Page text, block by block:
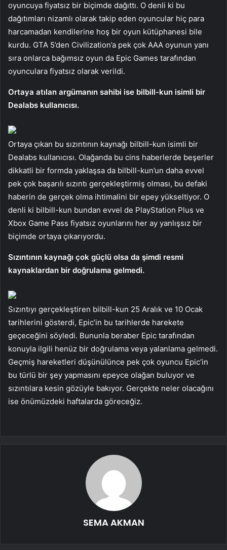
oyuncuya fiyatsız bir biçimde dağıttı. O denli ki bu
dağıtımları nizamlı olarak takip eden oyuncular hiç para
harcamadan kendilerine hoş bir oyun kütüphanesi bile
kurdu. GTA 5’den Civilization’a pek çok AAA oyunun yanı
sıra onlarca bağımsız oyun da Epic Games tarafından
oyunculara fiyatsız olarak verildi.
Ortaya atılan argümanın sahibi ise bilbill-kun isimli bir
Dealabs kullanıcısı.
Ortaya çıkan bu sızıntının kaynağı bilbill-kun isimli bir
Dealabs kullanıcısı. Olağanda bu cins haberlerde beşerler
dikkatli bir formda yaklaşsa da bilbill-kun’un daha evvel
pek çok başarılı sızıntı gerçekleştirmiş olması, bu defaki
haberin de gerçek olma ihtimalini bir epey yükseltiyor. O
denli ki bilbill-kun bundan evvel de PlayStation Plus ve
Xbox Game Pass fiyatsız oyunlarını her ay yanlışsız bir
biçimde ortaya çıkarıyordu.
Sızıntının kaynağı çok güçlü olsa da şimdi resmi
kaynaklardan bir doğrulama gelmedi.
Sızıntıyı gerçekleştiren bilbill-kun 25 Aralık ve 10 Ocak
tarihlerini gösterdi, Epic’in bu tarihlerde harekete
geçeceğini söyledi. Bununla beraber Epic tarafından
konuyla ilgili henüz bir doğrulama veya yalanlama gelmedi.
Geçmiş hareketleri düşünülünce pek çok oyuncu Epic’in
bu türlü bir şey yapmasını epeyce olağan buluyor ve
sızıntılara kesin gözüyle bakıyor. Gerçekte neler olacağını
ise önümüzdeki haftalarda göreceğiz.
SEMA AKMAN